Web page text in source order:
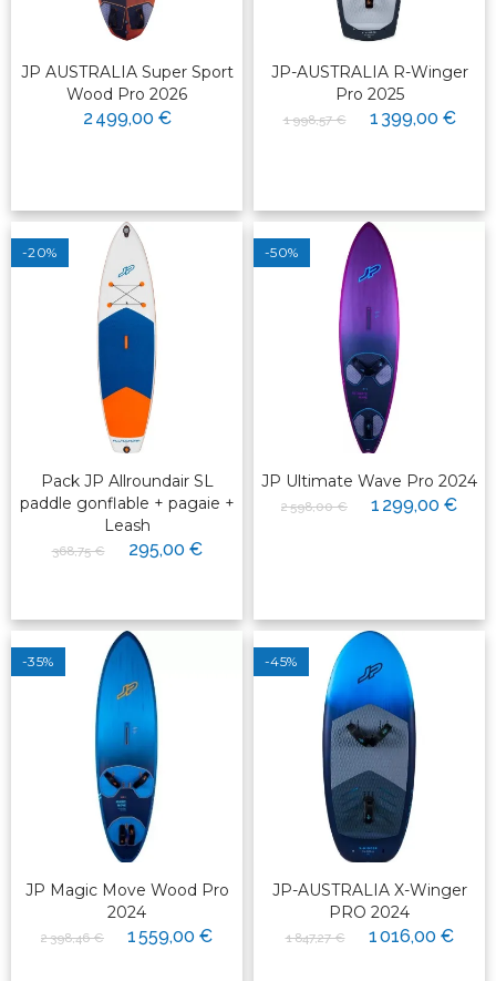
JP AUSTRALIA Super Sport
Wood Pro 2026
2 499,00 €
JP-AUSTRALIA R-Winger
Pro 2025
1 998,57 € 1 399,00 €
-20%
Pack JP Allroundair SL
paddle gonflable + pagaie +
Leash
368,75 € 295,00 €
-50%
JP Ultimate Wave Pro 2024
2 598,00 € 1 299,00 €
-35%
JP Magic Move Wood Pro
2024
2 398,46 € 1 559,00 €
-45%
JP-AUSTRALIA X-Winger
PRO 2024
1 847,27 € 1 016,00 €